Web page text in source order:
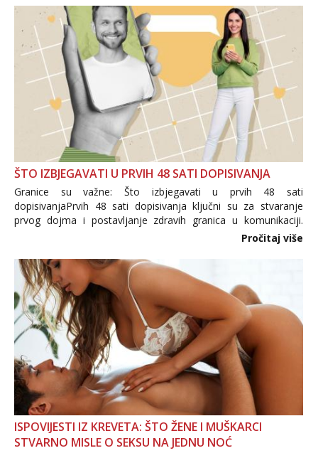
ŠTO IZBJEGAVATI U PRVIH 48 SATI DOPISIVANJA
Granice su važne: Što izbjegavati u prvih 48 sati
dopisivanjaPrvih 48 sati dopisivanja ključni su za stvaranje
prvog dojma i postavljanje zdravih granica u komunikaciji.
Važno je izbjeći prebrzo otkrivanje osobnih ili intimnih
informacija, jer nepoznata osoba još nije zaslužila to
povjerenje. Takođe...
Pročitaj više
ISPOVIJESTI IZ KREVETA: ŠTO ŽENE I MUŠKARCI
STVARNO MISLE O SEKSU NA JEDNU NOĆ